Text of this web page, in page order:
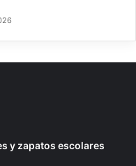
y zapatos escolares